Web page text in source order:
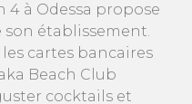
4 à Odessa propose
établissement.
cartes bancaires
Beach Club
cocktails et